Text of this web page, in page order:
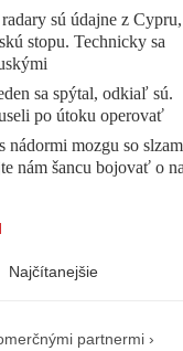
sú údajne z
stopu. Technicky sa
sa spýtal, odkiaľ sú.
po útoku operovať
mozgu so
nám šancu bojovať o
Najčítanejšie
partnermi ›